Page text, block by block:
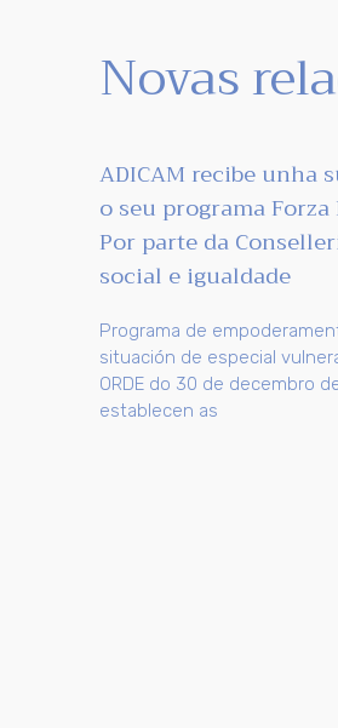
Novas
ADICAM recibe unha
o seu programa Forza
Por parte da
social e igualdade
Programa de
situación de especial
ORDE do 30 de decembro
establecen as